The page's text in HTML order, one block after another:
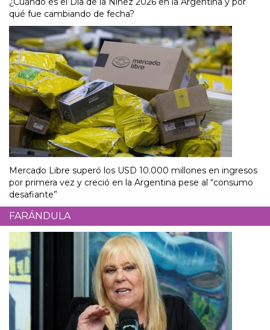
qué fue cambiando de fecha?
Mercado Libre superó los USD 10.000 millones en ingresos
por primera vez y creció en la Argentina pese al “consumo
desafiante”
FARÁNDULA